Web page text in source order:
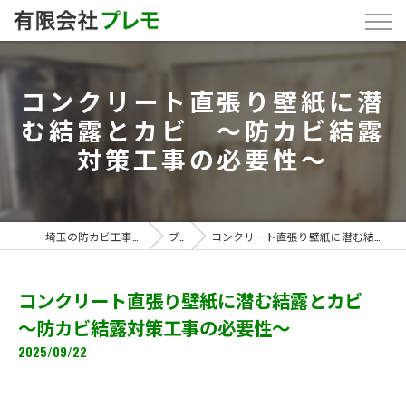
コンクリート直張り壁紙に潜
む結露とカビ ～防カビ結露
対策工事の必要性～
ブログ コンクリート直張り壁紙に潜む結露とカビ ～防カビ結露対策工事の必要性～
コンクリート直張り壁紙に潜む結露とカビ
～防カビ結露対策工事の必要性～
2025/09/22